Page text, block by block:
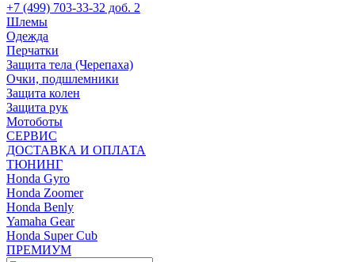
+7 (499) 703-33-32 доб. 2
Шлемы
Одежда
Перчатки
Защита тела (Черепаха)
Очки, подшлемники
Защита колен
Защита рук
Мотоботы
СЕРВИС
ДОСТАВКА И ОПЛАТА
ТЮНИНГ
Honda Gyro
Honda Zoomer
Honda Benly
Yamaha Gear
Honda Super Cub
ПРЕМИУМ